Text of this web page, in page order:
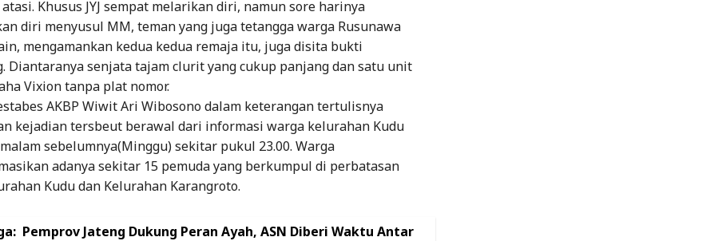
Khusus JYJ sempat melarikan diri, namun sore harinya
diri menyusul MM, teman yang juga tetangga warga Rusunawa
mengamankan kedua kedua remaja itu, juga disita bukti
Diantaranya senjata tajam clurit yang cukup panjang dan satu unit
Vixion tanpa plat nomor.
AKBP Wiwit Ari Wibosono dalam keterangan tertulisnya
kejadian tersbeut berawal dari informasi warga kelurahan Kudu
sebelumnya(Minggu) sekitar pukul 23.00. Warga
adanya sekitar 15 pemuda yang berkumpul di perbatasan
Kudu dan Kelurahan Karangroto.
Pemprov Jateng Dukung Peran Ayah, ASN Diberi Waktu Antar